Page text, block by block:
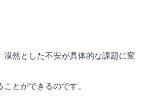
漠然とした不安が具体的な課題に変
とができるのです。